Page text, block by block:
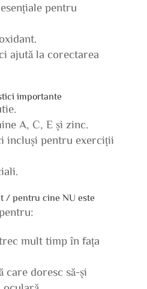
pentru
ajută la corectarea
importante
A, C, E și zinc.
incluși pentru exerciții
/ pentru cine NU este
mult timp în fața
care doresc să-și